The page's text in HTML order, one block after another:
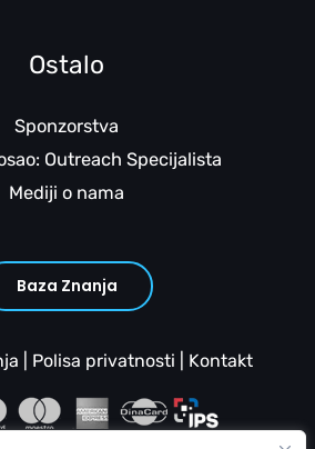
Ostalo
Sponzorstva
Outreach Specijalista
Mediji o nama
Baza Znanja
Polisa privatnosti Kontakt